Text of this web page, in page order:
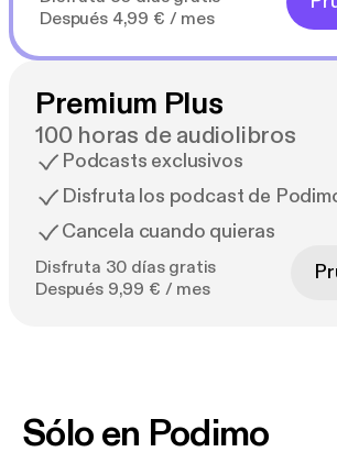
Después 4,99 € / mes
Premium Plus
100 horas de audiolibros
Podcasts exclusivos
Disfruta los podcast de
Cancela cuando quieras
Disfruta 30 días gratis
Después 9,99 € / mes
Sólo en Podimo